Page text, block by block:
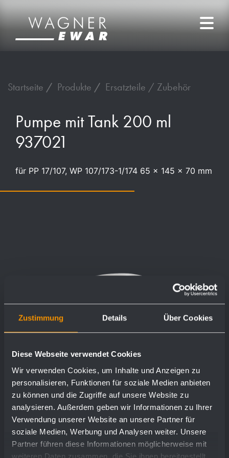
Zustimmung Details Über Cookies
Diese Webseite verwendet Cookies
Wir verwenden Cookies, um Inhalte und Anzeigen zu
personalisieren, Funktionen für soziale Medien anbieten
zu können und die Zugriffe auf unsere Website zu
analysieren. Außerdem geben wir Informationen zu Ihrer
Verwendung unserer Website an unsere Partner für
soziale Medien, Werbung und Analysen weiter. Unsere
Partner führen diese Informationen möglicherweise mit
weiteren Daten zusammen, die Sie ihnen bereitgestellt
Startseite Produkte Ersatzteile / Zubehör
Pumpe mit Tank 200 ml
937021
für PP 17/107, WP 107/173-1/174 65 x 145 x 70 mm